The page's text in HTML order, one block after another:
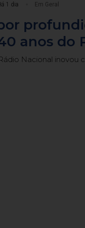
1 dia Em Geral
anos do
Nacional inovou